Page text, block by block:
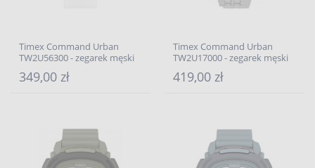
Timex Command Urban
TW2U56300 - zegarek męski
349,00 zł
Timex Command Urban
TW2U17000 - zegarek męski
419,00 zł